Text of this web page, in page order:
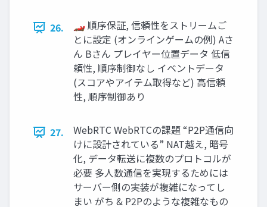
26.
🏎 順序保証, 信頼性をストリームご
とに設定 (オンラインゲームの例) Aさ
ん Bさん プレイヤー位置データ 低信
頼性, 順序制御なし イベントデータ
(スコアやアイテム取得など) 高信頼
性, 順序制御あり
27.
WebRTC WebRTCの課題 “P2P通信向
けに設計されている” NAT越え, 暗号
化, データ転送に複数のプロトコルが
必要 多人数通信を実現するためには
サーバー側の実装が複雑になってし
まい がち & P2Pのような複雑なもの